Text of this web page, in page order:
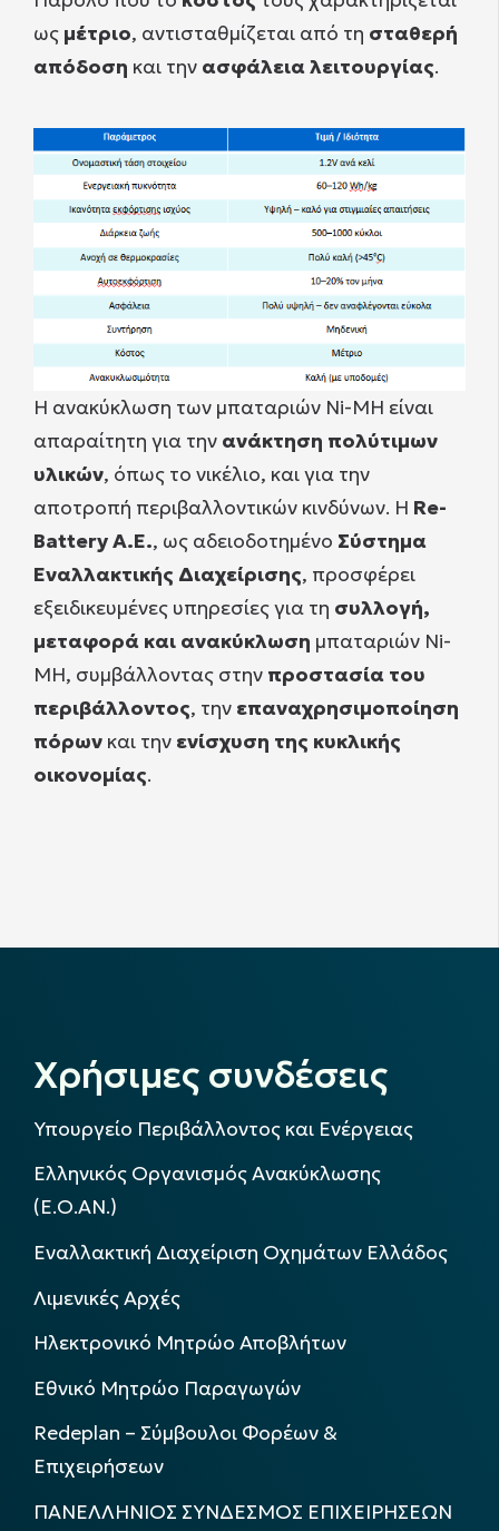
ως μέτριο, αντισταθμίζεται από τη σταθερή
απόδοση και την ασφάλεια λειτουργίας.
Η ανακύκλωση των μπαταριών Ni-MH είναι
απαραίτητη για την ανάκτηση πολύτιμων
υλικών, όπως το νικέλιο, και για την
αποτροπή περιβαλλοντικών κινδύνων. Η Re-
Battery Α.Ε., ως αδειοδοτημένο Σύστημα
Εναλλακτικής Διαχείρισης, προσφέρει
εξειδικευμένες υπηρεσίες για τη συλλογή,
μεταφορά και ανακύκλωση μπαταριών Ni-
MH, συμβάλλοντας στην προστασία του
περιβάλλοντος, την επαναχρησιμοποίηση
πόρων και την ενίσχυση της κυκλικής
οικονομίας.
Χρήσιμες συνδέσεις
Υπουργείο Περιβάλλοντος και Ενέργειας
Ελληνικός Οργανισμός Ανακύκλωσης
(Ε.Ο.ΑΝ.)
Εναλλακτική Διαχείριση Οχημάτων Ελλάδος
Λιμενικές Αρχές
Ηλεκτρονικό Μητρώο Αποβλήτων
Εθνικό Μητρώο Παραγωγών
Redeplan – Σύμβουλοι Φορέων &
Επιχειρήσεων
ΠΑΝΕΛΛΗΝΙΟΣ ΣΥΝΔΕΣΜΟΣ ΕΠΙΧΕΙΡΗΣΕΩΝ